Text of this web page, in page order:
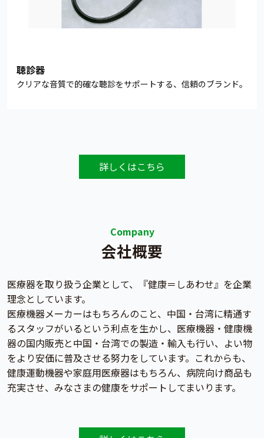
聴診器
クリアな音質で的確な聴診をサポートする、信頼のブランド。
詳しくはこちら
Company
会社概要
医療器を取り扱う企業として、『健康＝しあわせ』を企業
理念としています。
医療機器メーカーはもちろんのこと、中国・台湾に精通す
るスタッフがいるという利点を生かし、医療機器・健康機
器の国内販売と中国・台湾での製造・輸入も行い、よい物
をより安価に普及させる努力をしています。これからも、
健康運動機器や家庭用医療器はもちろん、病院向け商品も
充実させ、みなさまの健康をサポートしてまいります。